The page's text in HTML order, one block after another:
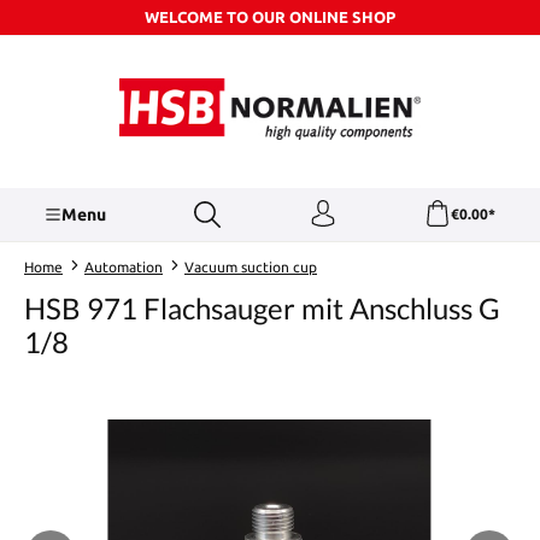
Skip to main contentWELCOME TO OUR ONLINE SHOP
Menu €0.00*
Home Automation Vacuum suction cup
HSB 971 Flachsauger mit Anschluss G
1/8